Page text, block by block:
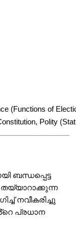
(Functions of
Polity
ബന്ധപ്പെട്ട
തയ്യാറാക്കുന്ന
നവീകരിച്ചു
പ്രധാന